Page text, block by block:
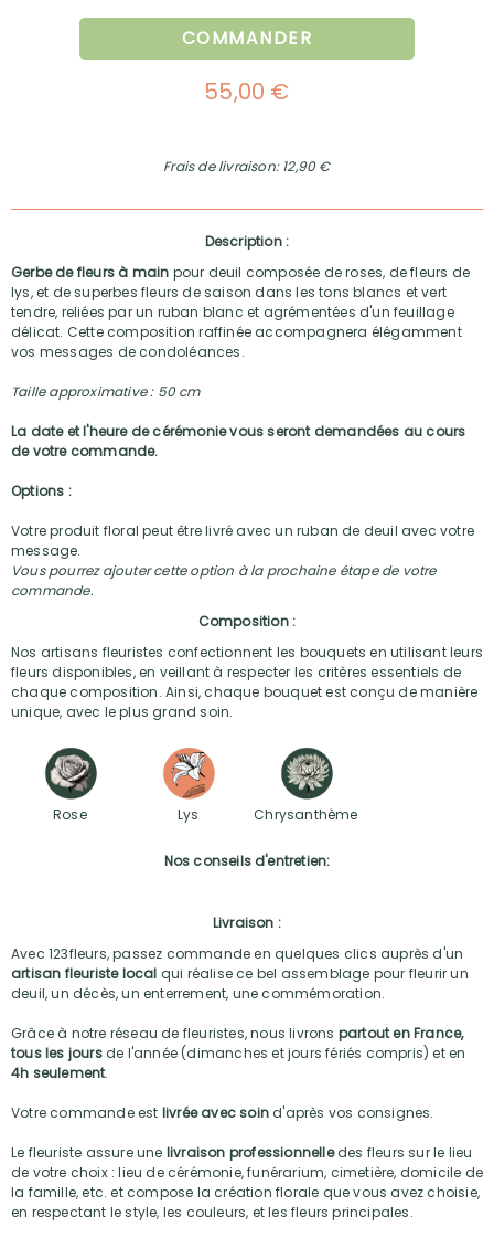
COMMANDER
55,00 €
Frais de livraison: 12,90 €
Description :
Gerbe de fleurs à main pour deuil composée de roses, de fleurs de
lys, et de superbes fleurs de saison dans les tons blancs et vert
tendre, reliées par un ruban blanc et agrémentées d'un feuillage
délicat. Cette composition raffinée accompagnera élégamment
vos messages de condoléances.
Taille approximative : 50 cm
La date et l'heure de cérémonie vous seront demandées au cours
de votre commande.
Options :
Votre produit floral peut être livré avec un ruban de deuil avec votre
message.
Vous pourrez ajouter cette option à la prochaine étape de votre
commande.
Composition :
Nos artisans fleuristes confectionnent les bouquets en utilisant leurs
fleurs disponibles, en veillant à respecter les critères essentiels de
chaque composition. Ainsi, chaque bouquet est conçu de manière
unique, avec le plus grand soin.
Rose Lys Chrysanthème
Nos conseils d'entretien:
Livraison :
Avec 123fleurs, passez commande en quelques clics auprès d'un
artisan fleuriste local qui réalise ce bel assemblage pour fleurir un
deuil, un décès, un enterrement, une commémoration.
Grâce à notre réseau de fleuristes, nous livrons partout en France,
tous les joursde l'année (dimanches et jours fériés compris) et en
4h seulement.
Votre commande est livrée avec soind'après vos consignes.
Le fleuriste assure une livraison professionnelledes fleurs sur le lieu
de votre choix : lieu de cérémonie, funérarium, cimetière, domicile de
la famille, etc. et compose la création florale que vous avez choisie,
en respectant le style, les couleurs, et les fleurs principales.